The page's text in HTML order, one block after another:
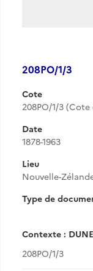
208PO/1/3
Cote
208PO/1/3
Date
1878-1963
Lieu
Nouvelle-
Type de
Contexte :
208PO/1/3